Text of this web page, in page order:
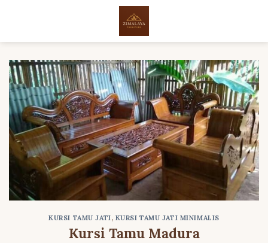
KURSI TAMU JATI, KURSI TAMU JATI MINIMALIS
Kursi Tamu Madura